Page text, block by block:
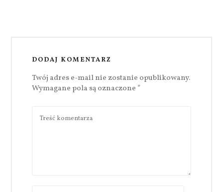
DODAJ KOMENTARZ
Twój adres e-mail nie zostanie opublikowany.
Wymagane pola są oznaczone *